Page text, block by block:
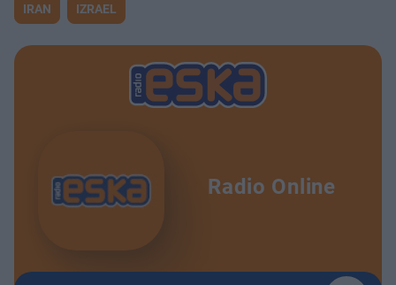
IRAN IZRAEL
Radio Online